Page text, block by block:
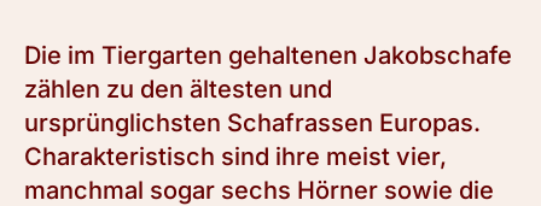
Die im Tiergarten gehaltenen Jakobschafe
zählen zu den ältesten und
ursprünglichsten Schafrassen Europas.
Charakteristisch sind ihre meist vier,
manchmal sogar sechs Hörner sowie die